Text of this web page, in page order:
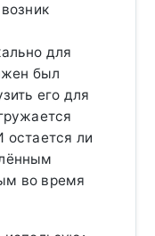
для
был
его для
остается ли
во время